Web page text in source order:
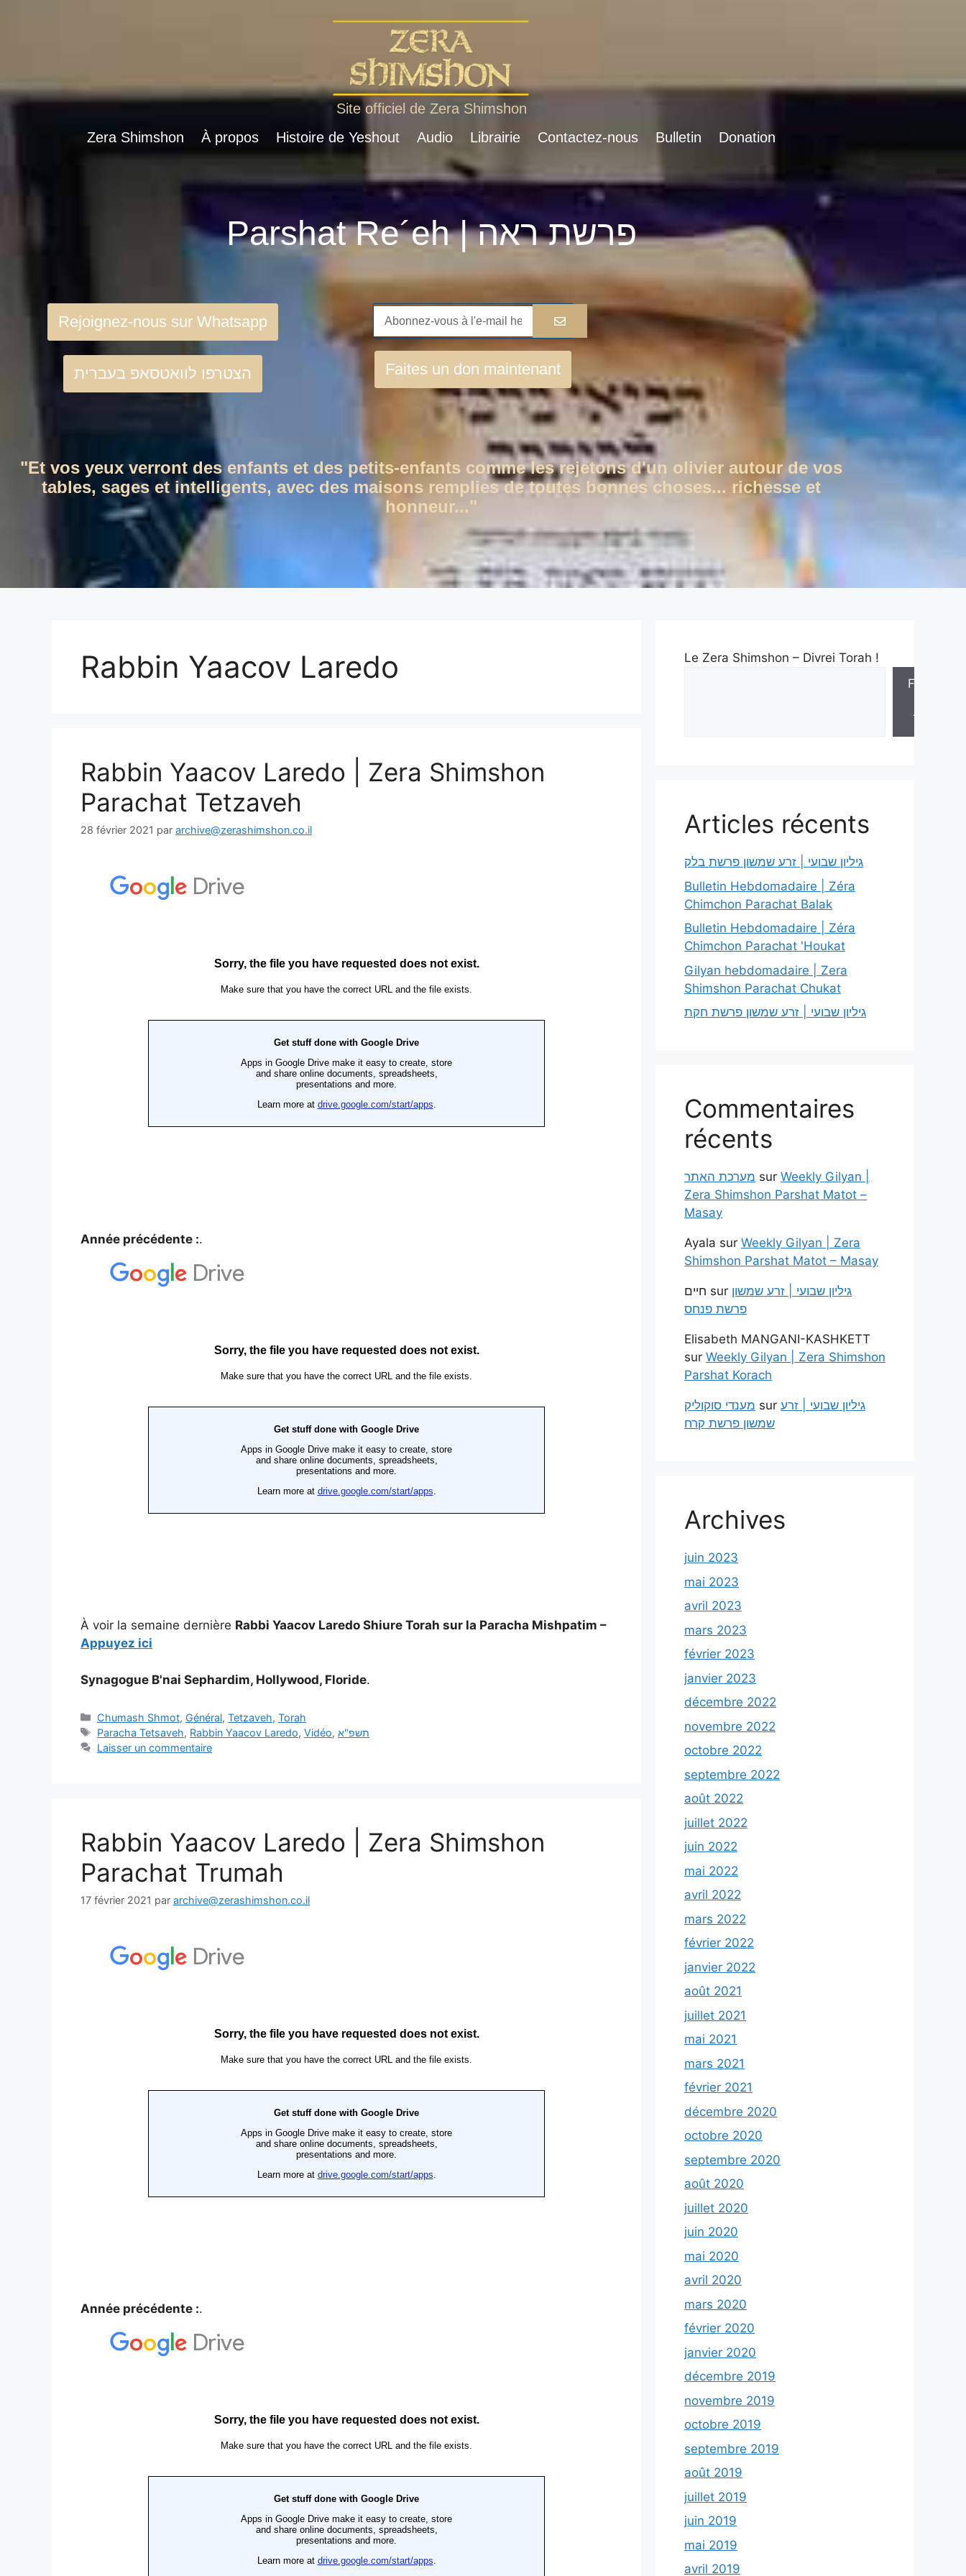
Site officiel de Zera Shimshon
Zera Shimshon
À propos Histoire de Yeshout Audio Librairie Contactez-nous Bulletin Donation
Parshat Re´eh | פרשת ראה
Rejoignez-nous sur Whatsapp
הצטרפו לוואטסאפ בעברית Faites un don maintenant
"Et vos yeux verront des enfants et des petits-enfants comme les rejetons d'un olivier autour de vos
tables, sages et intelligents, avec des maisons remplies de toutes bonnes choses... richesse et
honneur..."
Rabbin Yaacov Laredo
Rabbin Yaacov Laredo | Zera Shimshon
Parachat Tetzaveh
28 février 2021 par archive@zerashimshon.co.il
Année précédente :.
À voir la semaine dernière Rabbi Yaacov Laredo Shiure Torah sur la Paracha Mishpatim –
Appuyez ici
Synagogue B'nai Sephardim, Hollywood, Floride.
Chumash Shmot, Général,Tetzaveh,Torah
Paracha Tetsaveh, Rabbin Yaacov Laredo,Vidéo,תשפ"א
Laisser un commentaire
Rabbin Yaacov Laredo | Zera Shimshon
Parachat Trumah
17 février 2021 par archive@zerashimshon.co.il
Année précédente :.
Le Zera Shimshon – Divrei Torah !
Feuilles
Torah
Articles récents
גיליון שבועי | זרע שמשון פרשת בלק
Bulletin Hebdomadaire | Zéra
Chimchon Parachat Balak
Bulletin Hebdomadaire | Zéra
Chimchon Parachat 'Houkat
Gilyan hebdomadaire | Zera
Shimshon Parachat Chukat
גיליון שבועי | זרע שמשון פרשת חקת
Commentaires
récents
מערכת האתר sur Weekly Gilyan |
Zera Shimshon Parshat Matot –
Masay
Ayala sur Weekly Gilyan | Zera
Shimshon Parshat Matot – Masay
חיים sur גיליון שבועי | זרע שמשון
פרשת פנחס
Elisabeth MANGANI-KASHKETT
sur Weekly Gilyan | Zera Shimshon
Parshat Korach
מענדי סוקוליק sur גיליון שבועי | זרע
שמשון פרשת קרח
Archives
juin 2023
mai 2023
avril 2023
mars 2023
février 2023
janvier 2023
décembre 2022
novembre 2022
octobre 2022
septembre 2022
août 2022
juillet 2022
juin 2022
mai 2022
avril 2022
mars 2022
février 2022
janvier 2022
août 2021
juillet 2021
mai 2021
mars 2021
février 2021
décembre 2020
octobre 2020
septembre 2020
août 2020
juillet 2020
juin 2020
mai 2020
avril 2020
mars 2020
février 2020
janvier 2020
décembre 2019
novembre 2019
octobre 2019
septembre 2019
août 2019
juillet 2019
juin 2019
mai 2019
avril 2019